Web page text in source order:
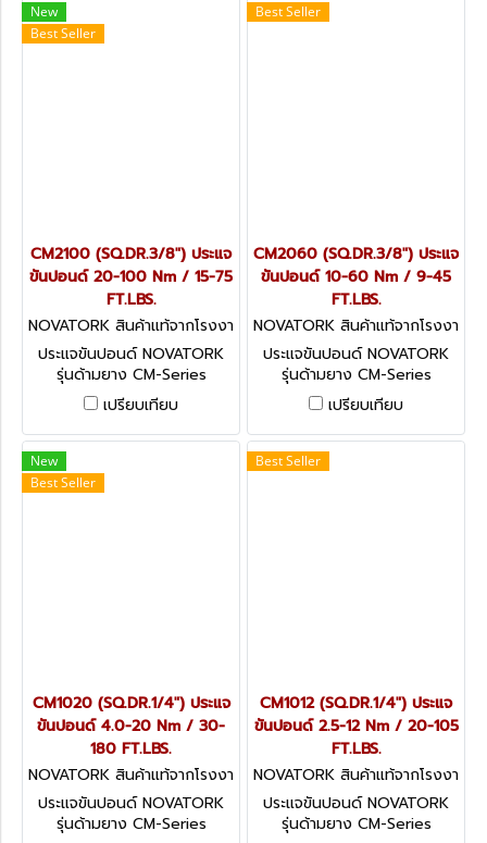
New
Best Seller
CM2100 (SQ.DR.3/8") ประแจ
ขันปอนด์ 20-100 Nm / 15-75
FT.LBS.
NOVATORK สินค้าแท้จากโรงงา
นผู้ผลิต CM2100 (SQ.DR.3/8
ประแจขันปอนด์ NOVATORK
รุ่นด้ามยาง CM-Series
มาตรฐานระดับโลก
TECHNOLOGY OF USA มี
หลายขนาดให้เลือก
เปรียบเทียบ
Best Seller
CM2060 (SQ.DR.3/8") ประแจ
ขันปอนด์ 10-60 Nm / 9-45
FT.LBS.
NOVATORK สินค้าแท้จากโรงงา
นผู้ผลิต CM2060 (SQ.DR.3/8
ประแจขันปอนด์ NOVATORK
รุ่นด้ามยาง CM-Series
มาตรฐานระดับโลก
TECHNOLOGY OF USA มี
หลายขนาดให้เลือก
เปรียบเทียบ
New
Best Seller
CM1020 (SQ.DR.1/4") ประแจ
ขันปอนด์ 4.0-20 Nm / 30-
180 FT.LBS.
NOVATORK สินค้าแท้จากโรงงา
นผู้ผลิต CM1020 (SQ.DR.1/4
ประแจขันปอนด์ NOVATORK
รุ่นด้ามยาง CM-Series
Best Seller
CM1012 (SQ.DR.1/4") ประแจ
ขันปอนด์ 2.5-12 Nm / 20-105
FT.LBS.
NOVATORK สินค้าแท้จากโรงงา
นผู้ผลิต CM1012 (SQ.DR.1/4
ประแจขันปอนด์ NOVATORK
รุ่นด้ามยาง CM-Series